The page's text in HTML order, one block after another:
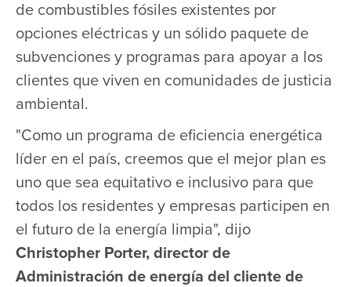
de combustibles fósiles existentes por
opciones eléctricas y un sólido paquete de
subvenciones y programas para apoyar a los
clientes que viven en comunidades de justicia
ambiental.
"Como un programa de eficiencia energética
líder en el país, creemos que el mejor plan es
uno que sea equitativo e inclusivo para que
todos los residentes y empresas participen en
el futuro de la energía limpia", dijo
Christopher Porter, director de
Administración de energía del cliente de